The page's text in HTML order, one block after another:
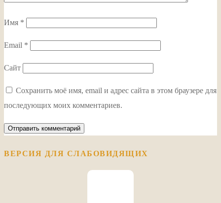
Имя *
Email *
Сайт
Сохранить моё имя, email и адрес сайта в этом браузере для
последующих моих комментариев.
ВЕРСИЯ ДЛЯ СЛАБОВИДЯЩИХ